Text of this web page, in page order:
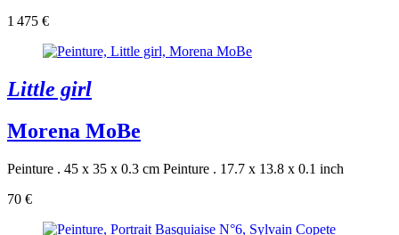
1 475 €
Little girl
Morena MoBe
Peinture . 45 x 35 x 0.3 cm Peinture . 17.7 x 13.8 x 0.1 inch
70 €